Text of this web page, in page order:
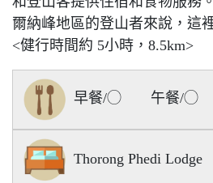
爾納峰地區的登山者來說，這
<健行時間約 5小時，8.5km>
早餐/◯ 午餐/◯
Thorong Phedi Lodge